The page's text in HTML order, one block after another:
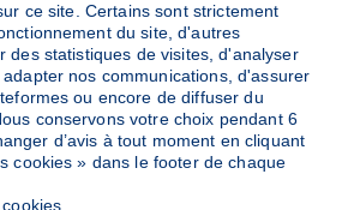
DONNEURS : 0
du lundi au vendredi de 9h à 19h. A
ce site. Certains sont strictement
du site, d'autres
des statistiques de visites, d'analyser
nos communications, d'assurer
ou encore de diffuser du
conservons votre choix pendant 6
d’avis à tout moment en cliquant
cookies » dans le footer de chaque